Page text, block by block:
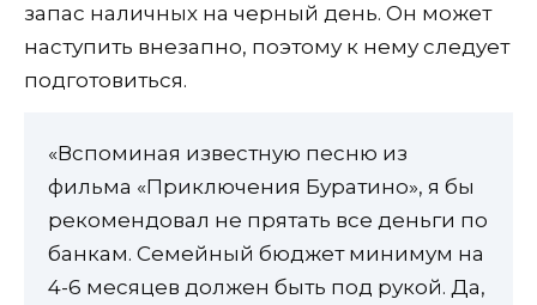
запас наличных на черный день. Он может
наступить внезапно, поэтому к нему следует
подготовиться.
«Вспоминая известную песню из
фильма «Приключения Буратино», я бы
рекомендовал не прятать все деньги по
банкам. Семейный бюджет минимум на
4-6 месяцев должен быть под рукой. Да,